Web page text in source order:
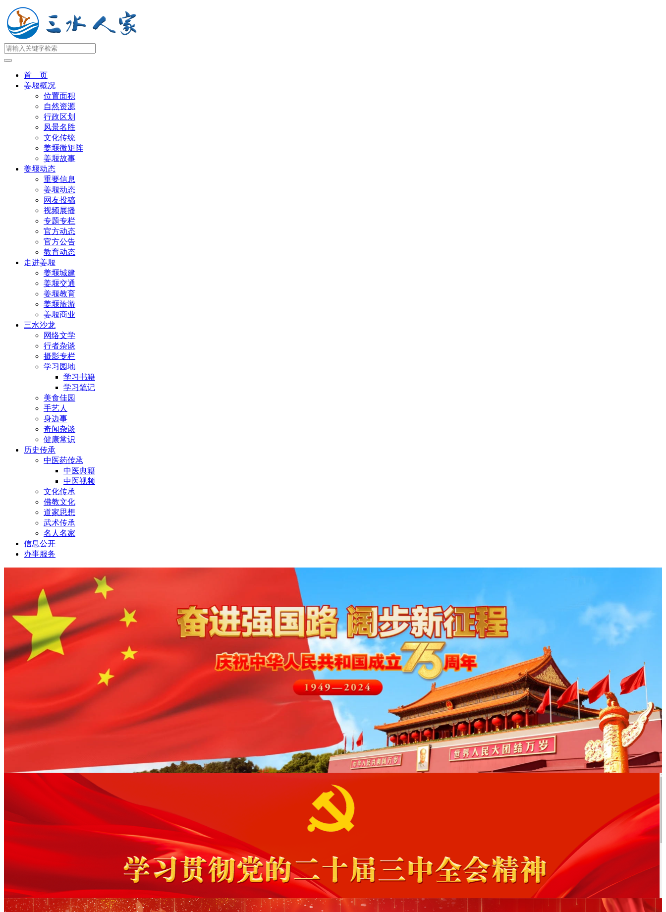
首 页
姜堰概况
位置面积
自然资源
行政区划
风景名胜
文化传统
姜堰微矩阵
姜堰故事
姜堰动态
重要信息
姜堰动态
网友投稿
视频展播
专题专栏
官方动态
官方公告
教育动态
走进姜堰
姜堰城建
姜堰交通
姜堰教育
姜堰旅游
姜堰商业
三水沙龙
网络文学
行者杂谈
摄影专栏
学习园地
学习书籍
学习笔记
美食佳园
手艺人
身边事
奇闻杂谈
健康常识
历史传承
中医药传承
中医典籍
中医视频
文化传承
佛教文化
道家思想
武术传承
名人名家
信息公开
办事服务